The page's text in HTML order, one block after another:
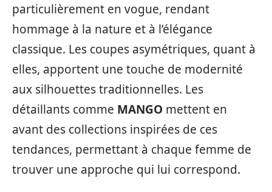
particulièrement en vogue, rendant
hommage à la nature et à l’élégance
classique. Les coupes asymétriques, quant à
elles, apportent une touche de modernité
aux silhouettes traditionnelles. Les
détaillants comme MANGO mettent en
avant des collections inspirées de ces
tendances, permettant à chaque femme de
trouver une approche qui lui correspond.